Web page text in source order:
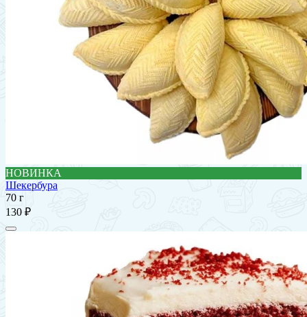
НОВИНКА
Шекербура
70 г
130 ₽